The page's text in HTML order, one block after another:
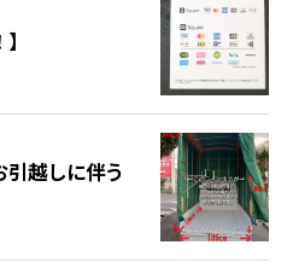
引越しに伴う